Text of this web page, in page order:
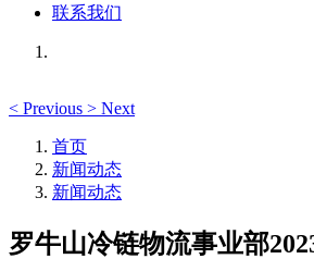
联系我们
< Previous > Next
首页
新闻动态
新闻动态
罗牛山冷链物流事业部